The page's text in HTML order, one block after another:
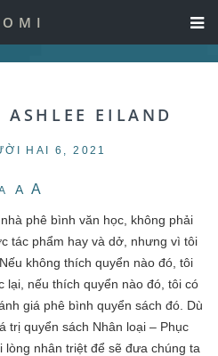
EILAND
HAI 6, 2021
A A
phê bình văn học, không phải
tác phẩm hay và dở, nhưng vì tôi
không thích quyển nào đó, tôi
lại, nếu thích quyển nào đó, tôi có
giá phê bình quyển sách đó. Dù
trị quyển sách Nhân loại – Phục
lòng nhân triệt để sẽ đưa chúng ta